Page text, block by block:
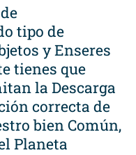
tipo de
y Enseres
tienes que
la Descarga
correcta de
bien Común,
Planeta